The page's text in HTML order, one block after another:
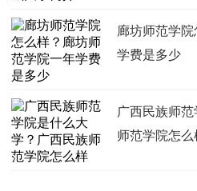
廊坊师范学
学费是多少
广西民族师
师范学院怎么